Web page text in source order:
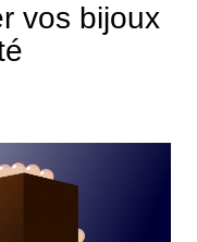
vos bijoux